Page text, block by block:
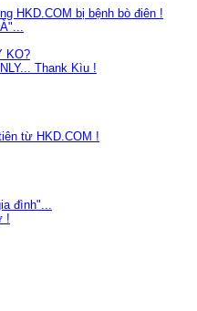
HKD.COM bị bệnh bò điên !
KO?
Thank Kìu !
từ HKD.COM !
đình"...
!